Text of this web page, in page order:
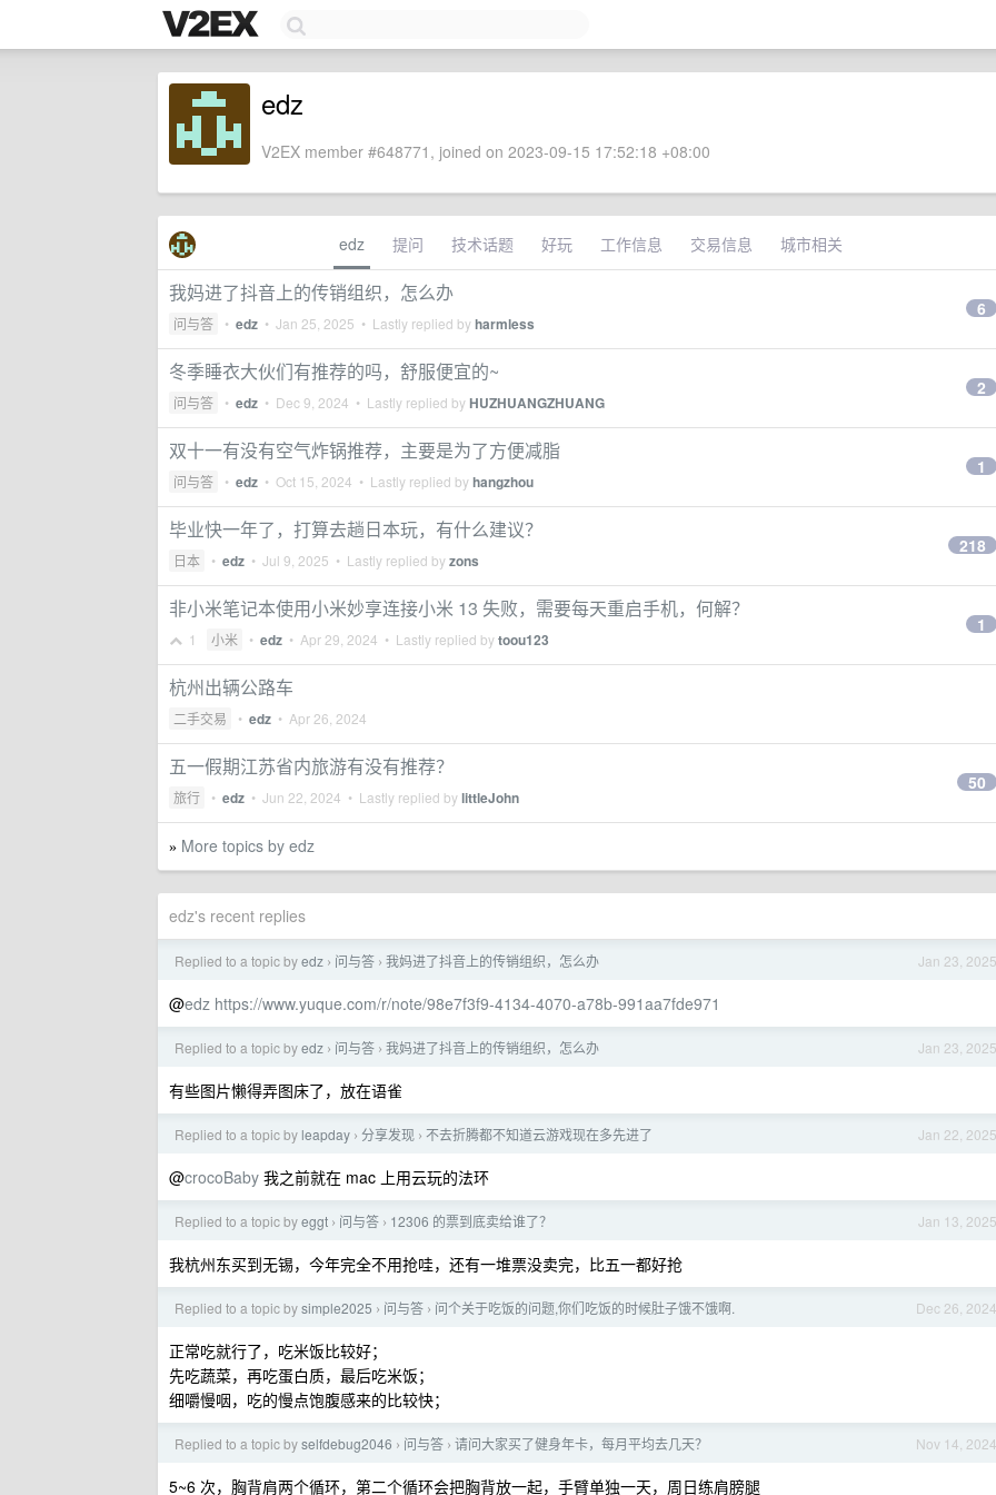
edz
V2EX member #648771, joined on 2023-09-15 17:52:18 +08:00
edz 提问 技术话题 好玩 工作信息 交易信息 城市相关
我妈进了抖音上的传销组织，怎么办
问与答 • edz • Jan 25, 2025 • Lastly replied byharmless
6
冬季睡衣大伙们有推荐的吗，舒服便宜的~
问与答 • edz • Dec 9, 2024 • Lastly replied byHUZHUANGZHUANG
2
双十一有没有空气炸锅推荐，主要是为了方便减脂
问与答 • edz • Oct 15, 2024 • Lastly replied byhangzhou
1
毕业快一年了，打算去趟日本玩，有什么建议？
日本 • edz • Jul 9, 2025 • Lastly replied byzons
218
非小米笔记本使用小米妙享连接小米 13 失败，需要每天重启手机，何解？
1 小米 • edz • Apr 29, 2024 • Lastly replied bytoou123
1
杭州出辆公路车
二手交易 • edz • Apr 26, 2024
五一假期江苏省内旅游有没有推荐？
旅行 • edz • Jun 22, 2024 • Lastly replied bylittleJohn
50
» More topics by edz
edz's recent replies
Jan 23, 2025
Replied to a topic byedz › 问与答 › 我妈进了抖音上的传销组织，怎么办
@edz https://www.yuque.com/r/note/98e7f3f9-4134-4070-a78b-991aa7fde971
Jan 23, 2025
Replied to a topic byedz › 问与答 › 我妈进了抖音上的传销组织，怎么办
有些图片懒得弄图床了，放在语雀
Jan 22, 2025
Replied to a topic by leapday › 分享发现 › 不去折腾都不知道云游戏现在多先进了
@crocoBaby 我之前就在 mac 上用云玩的法环
Jan 13, 2025
Replied to a topic byeggt › 问与答 › 12306 的票到底卖给谁了？
我杭州东买到无锡，今年完全不用抢哇，还有一堆票没卖完，比五一都好抢
Dec 26, 2024
Replied to a topic bysimple2025 › 问与答 › 问个关于吃饭的问题,你们吃饭的时候肚子饿不饿啊.
正常吃就行了，吃米饭比较好；
先吃蔬菜，再吃蛋白质，最后吃米饭；
细嚼慢咽，吃的慢点饱腹感来的比较快；
Nov 14, 2024
Replied to a topic byselfdebug2046 › 问与答 › 请问大家买了健身年卡，每月平均去几天？
5~6 次，胸背肩两个循环，第二个循环会把胸背放一起，手臂单独一天，周日练肩膀腿